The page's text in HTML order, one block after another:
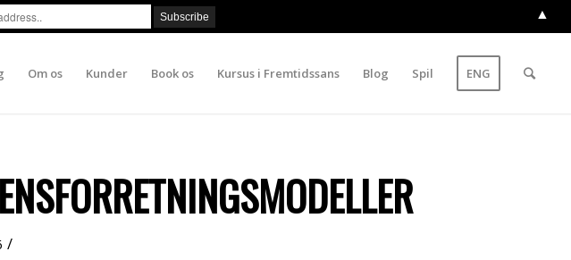
Om os Kunder Book os Kursus i Fremtidssans Blog Spil ENG
/
▲